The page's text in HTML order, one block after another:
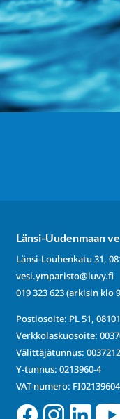
Länsi-Uudenmaan
Länsi-Louhenkatu 31,
vesi.ymparisto@luvy.fi
019 323 623(arkisin klo
Postiosoite: PL 51,
Verkkolaskuosoite:
Välittäjätunnus:
Y-tunnus: 0213960-4
VAT-numero: FI02139604